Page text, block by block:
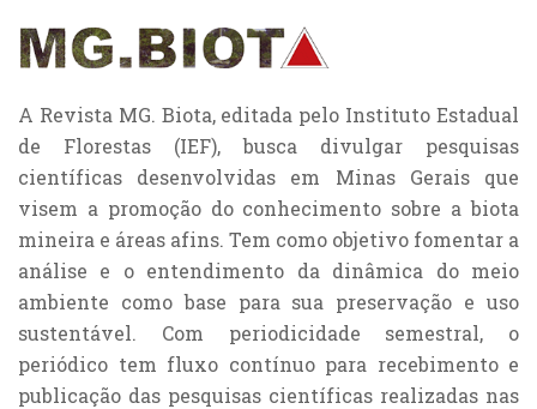
A Revista MG. Biota, editada pelo Instituto Estadual
de Florestas (IEF), busca divulgar pesquisas
científicas desenvolvidas em Minas Gerais que
visem a promoção do conhecimento sobre a biota
mineira e áreas afins. Tem como objetivo fomentar a
análise e o entendimento da dinâmica do meio
ambiente como base para sua preservação e uso
sustentável. Com periodicidade semestral, o
periódico tem fluxo contínuo para recebimento e
publicação das pesquisas científicas realizadas nas